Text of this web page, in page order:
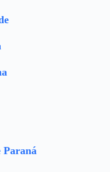
Paraná